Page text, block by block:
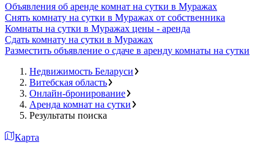
Объявления об аренде комнат на сутки в Муражах
Снять комнату на сутки в Муражах от собственника
Комнаты на сутки в Муражах цены - аренда
Сдать комнату на сутки в Муражах
Разместить объявление о сдаче в аренду комнаты на сутки
Недвижимость Беларуси
Витебская область
Онлайн-бронирование
Аренда комнат на сутки
Результаты поиска
Карта